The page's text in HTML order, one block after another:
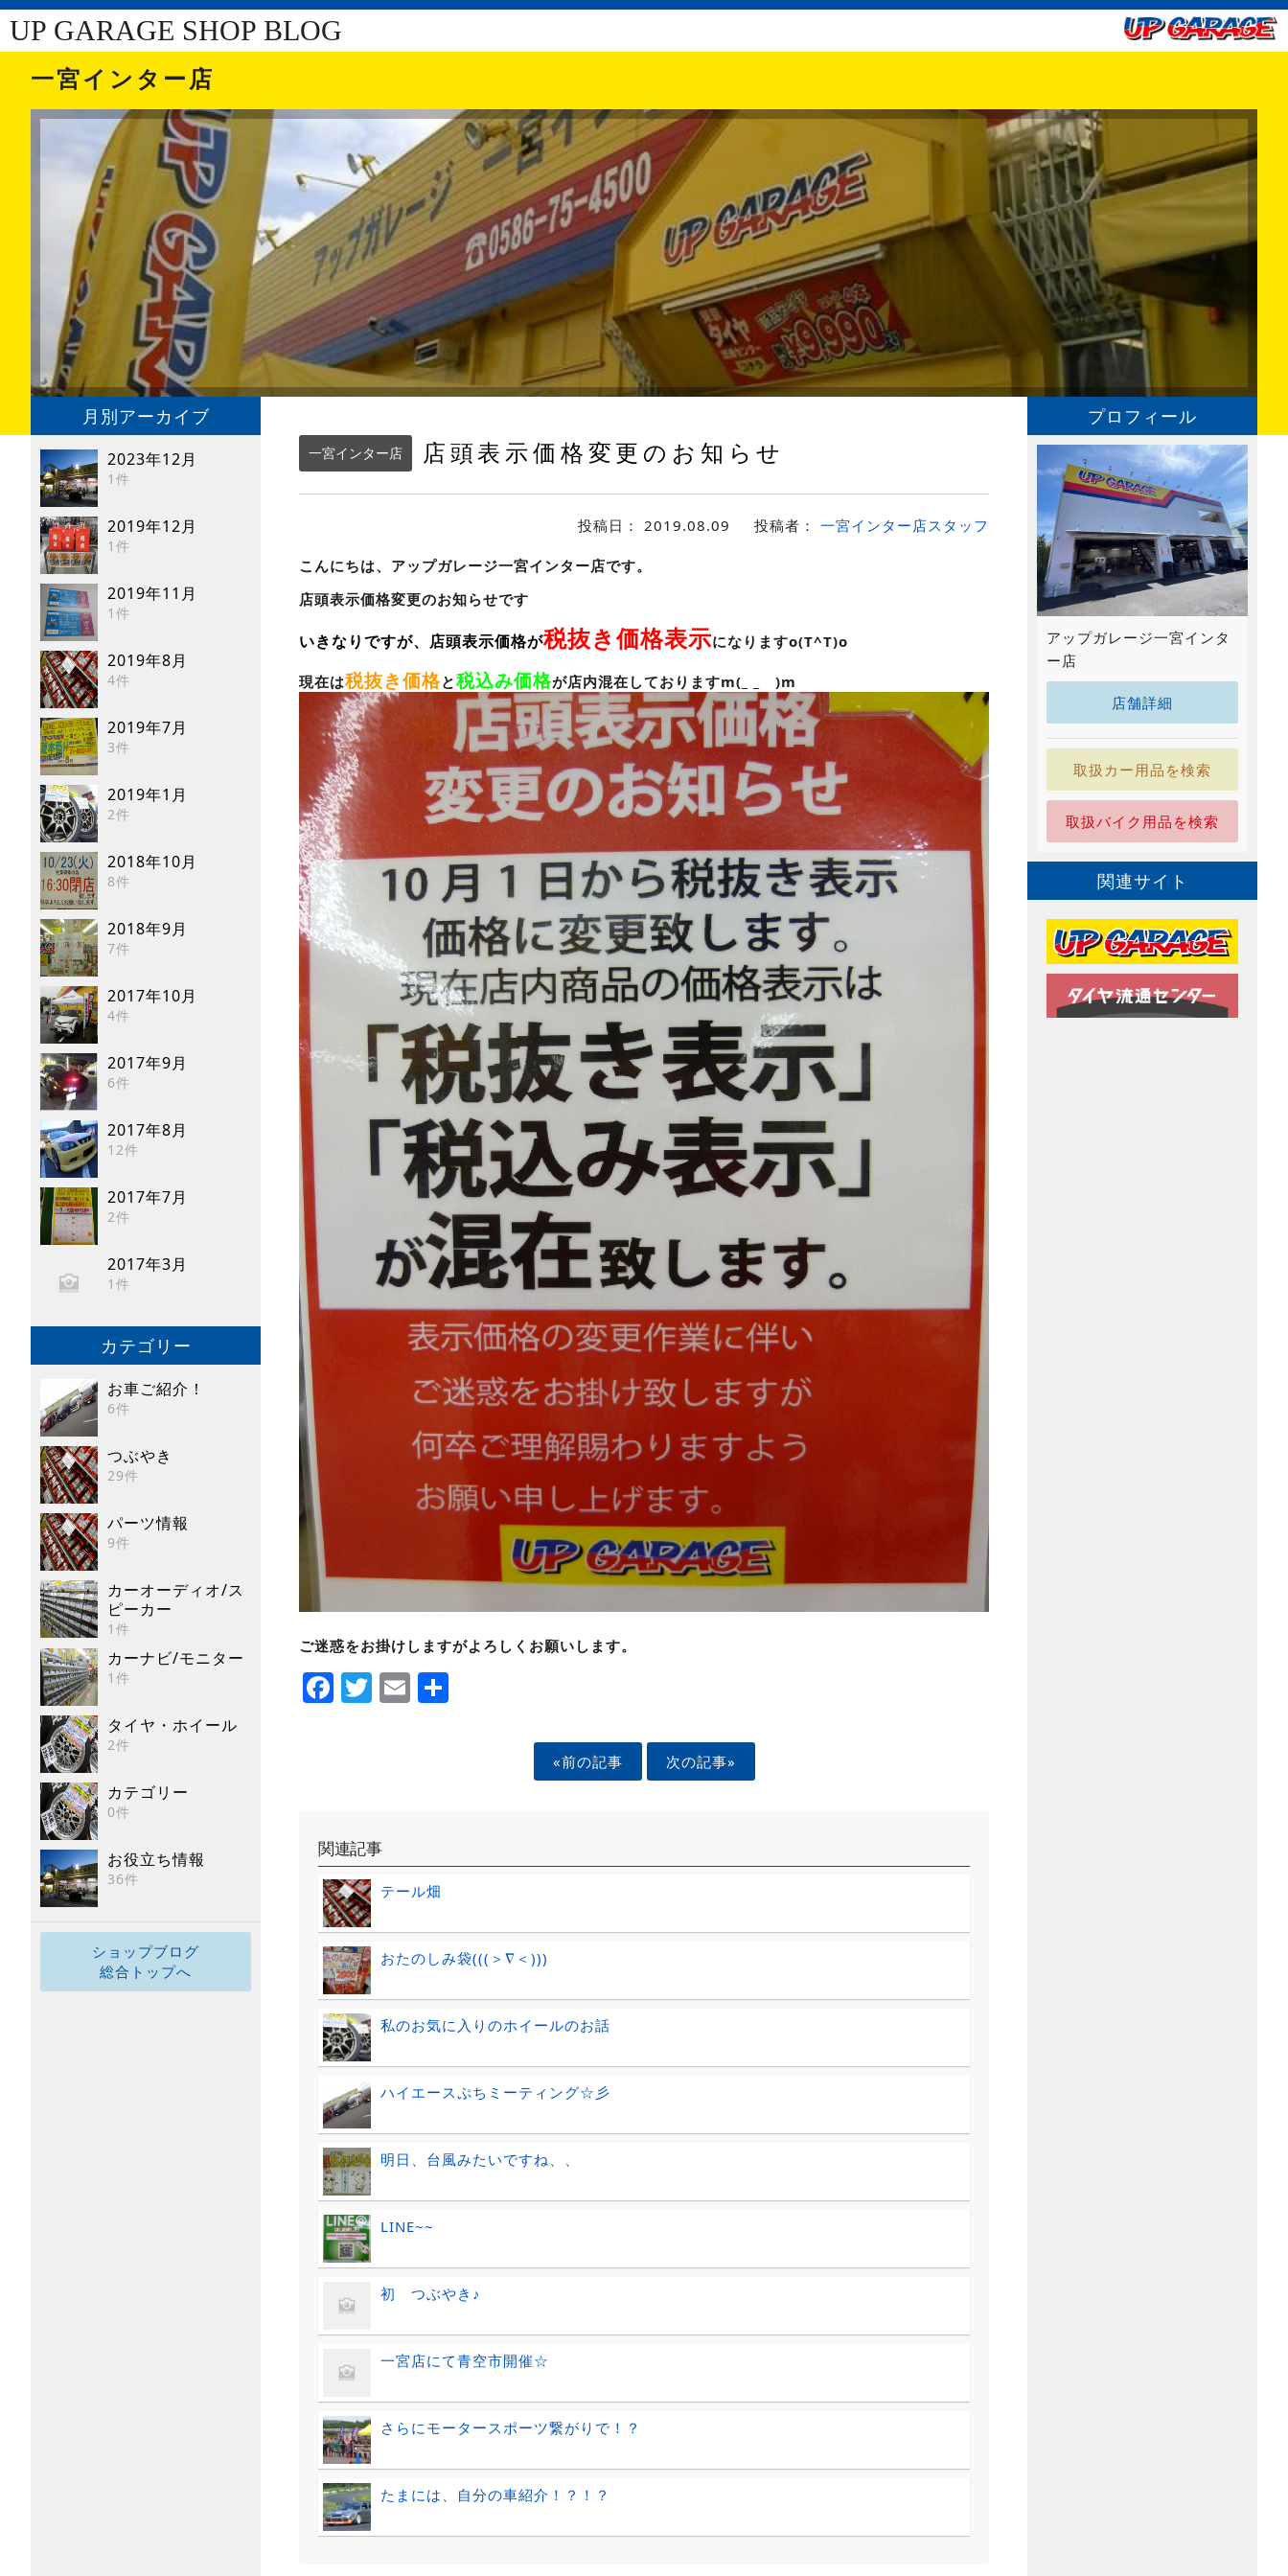
UP GARAGE SHOP BLOG
一宮インター店
月別アーカイブ
2023年12月
1件
2019年12月
1件
2019年11月
1件
2019年8月
4件
2019年7月
3件
2019年1月
2件
2018年10月
8件
2018年9月
7件
2017年10月
4件
2017年9月
6件
2017年8月
12件
2017年7月
2件
2017年3月
1件
カテゴリー
お車ご紹介！
6件
つぶやき
29件
パーツ情報
9件
カーオーディオ/ス
ピーカー
1件
カーナビ/モニター
1件
タイヤ・ホイール
2件
カテゴリー
0件
お役立ち情報
36件
ショップブログ
総合トップへ
一宮インター店 店頭表示価格変更のお知らせ
投稿日： 2019.08.09 投稿者： 一宮インター店スタッフ
こんにちは、アップガレージ一宮インター店です。
店頭表示価格変更のお知らせです
いきなりですが、店頭表示価格が税抜き価格表示になりますo(T^T)o
現在は税抜き価格と税込み価格が店内混在しておりますm(_ _ )m
ご迷惑をお掛けしますがよろしくお願いします。
Facebook
Twitter
Email
«前の記事 次の記事»
関連記事
テール畑
おたのしみ袋(((＞∇＜)))
私のお気に入りのホイールのお話
ハイエースぷちミーティング☆彡
明日、台風みたいですね、、
LINE~~
初 つぶやき♪
一宮店にて青空市開催☆
さらにモータースポーツ繋がりで！？
たまには、自分の車紹介！？！？
プロフィール
アップガレージ一宮インタ
ー店
店舗詳細
取扱カー用品を検索
取扱バイク用品を検索
関連サイト